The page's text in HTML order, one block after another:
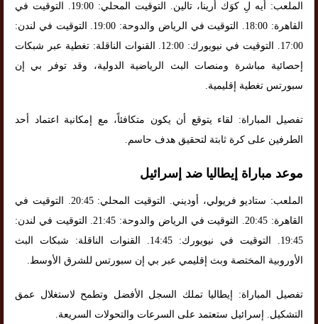
الملعب: أيه لِ كوَك أرينا، تالين. التوقيت المحلي: 19:00. التوقيت في
القاهرة: 18:00. التوقيت في الرياض والدوحة: 19:00. التوقيت في لندن:
17:00. التوقيت في نيويورك: 12:00. القنوات الناقلة: تغطية عبر شبكات
إحصائية مباشرة ومنصات البث الرياضية الدولية، وقد توفر بي إن
سبورتس تغطية إقليمية.
تفصيل المباراة: لقاء يتوقع أن يكون متكافئاً، مع إمكانية اعتماد أحد
الطرفين على كرة ثابتة لتحقيق هدف حاسم.
موعد مباراة إيطاليا ضد إسرائيل
الملعب: ستاديو فريولي، أوديني. التوقيت المحلي: 20:45. التوقيت في
القاهرة: 20:45. التوقيت في الرياض والدوحة: 21:45. التوقيت في لندن:
19:45. التوقيت في نيويورك: 14:45. القنوات الناقلة: شبكات البث
الأوروبية المختصة وبث إقليمي عبر بي إن سبورتس للشرق الأوسط.
تفصيل المباراة: إيطاليا تملك السجل الأفضل وتطمح لاستغلال عمق
التشكيل. إسرائيل ستعتمد على السرعات والتحولات السريعة.